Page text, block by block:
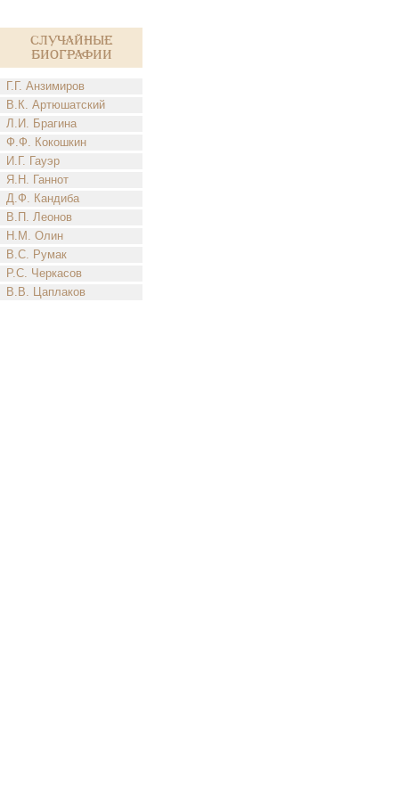
Случайные
биографии
Г.Г. Анзимиров
В.К. Артюшатский
Л.И. Брагина
Ф.Ф. Кокошкин
И.Г. Гауэр
Я.Н. Ганнот
Д.Ф. Кандиба
В.П. Леонов
Н.М. Олин
В.С. Румак
Р.С. Черкасов
В.В. Цаплаков